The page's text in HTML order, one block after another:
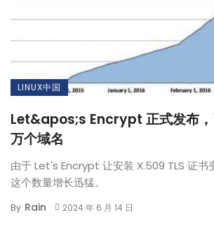
LINUX中国
Let&apos;s Encrypt 正式发布
万个域名
由于 Let's Encrypt 让安装 X.509 TLS 证书
这个数量增长迅猛。
By Rain 2024 年 6 月 14 日